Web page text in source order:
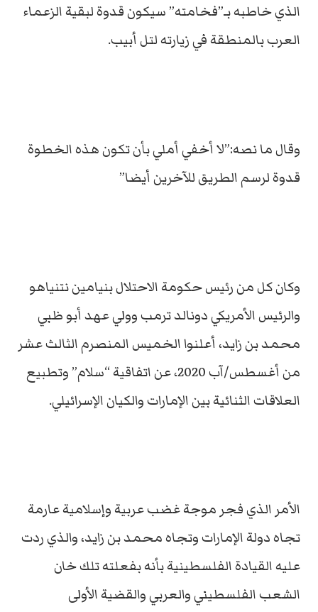
الذي خاطبه بـ”فخامته” سيكون قدوة لبقية الزعماء
العرب بالمنطقة في زيارته لتل أبيب.
وقال ما نصه:”لا أخفي أملي بأن تكون هذه الخطوة
قدوة لرسم الطريق للآخرين أيضا”
وكان كل من رئيس حكومة الاحتلال بنيامين نتنياهو
والرئيس الأمريكي دونالد ترمب وولي عهد أبو ظبي
محمد بن زايد، أعلنوا الخميس المنصرم الثالث عشر
من أغسطس/آب 2020، عن اتفاقية “سلام” وتطبيع
العلاقات الثنائية بين الإمارات والكيان الإسرائيلي.
الأمر الذي فجر موجة غضب عربية وإسلامية عارمة
تجاه دولة الإمارات وتجاه محمد بن زايد، والذي ردت
عليه القيادة الفلسطينية بأنه بفعلته تلك خان
الشعب الفلسطيني والعربي والقضية الأولى